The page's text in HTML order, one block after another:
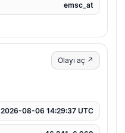
emsc_at
Olayı aç ↗
2026-08-06 14:29:37 UTC